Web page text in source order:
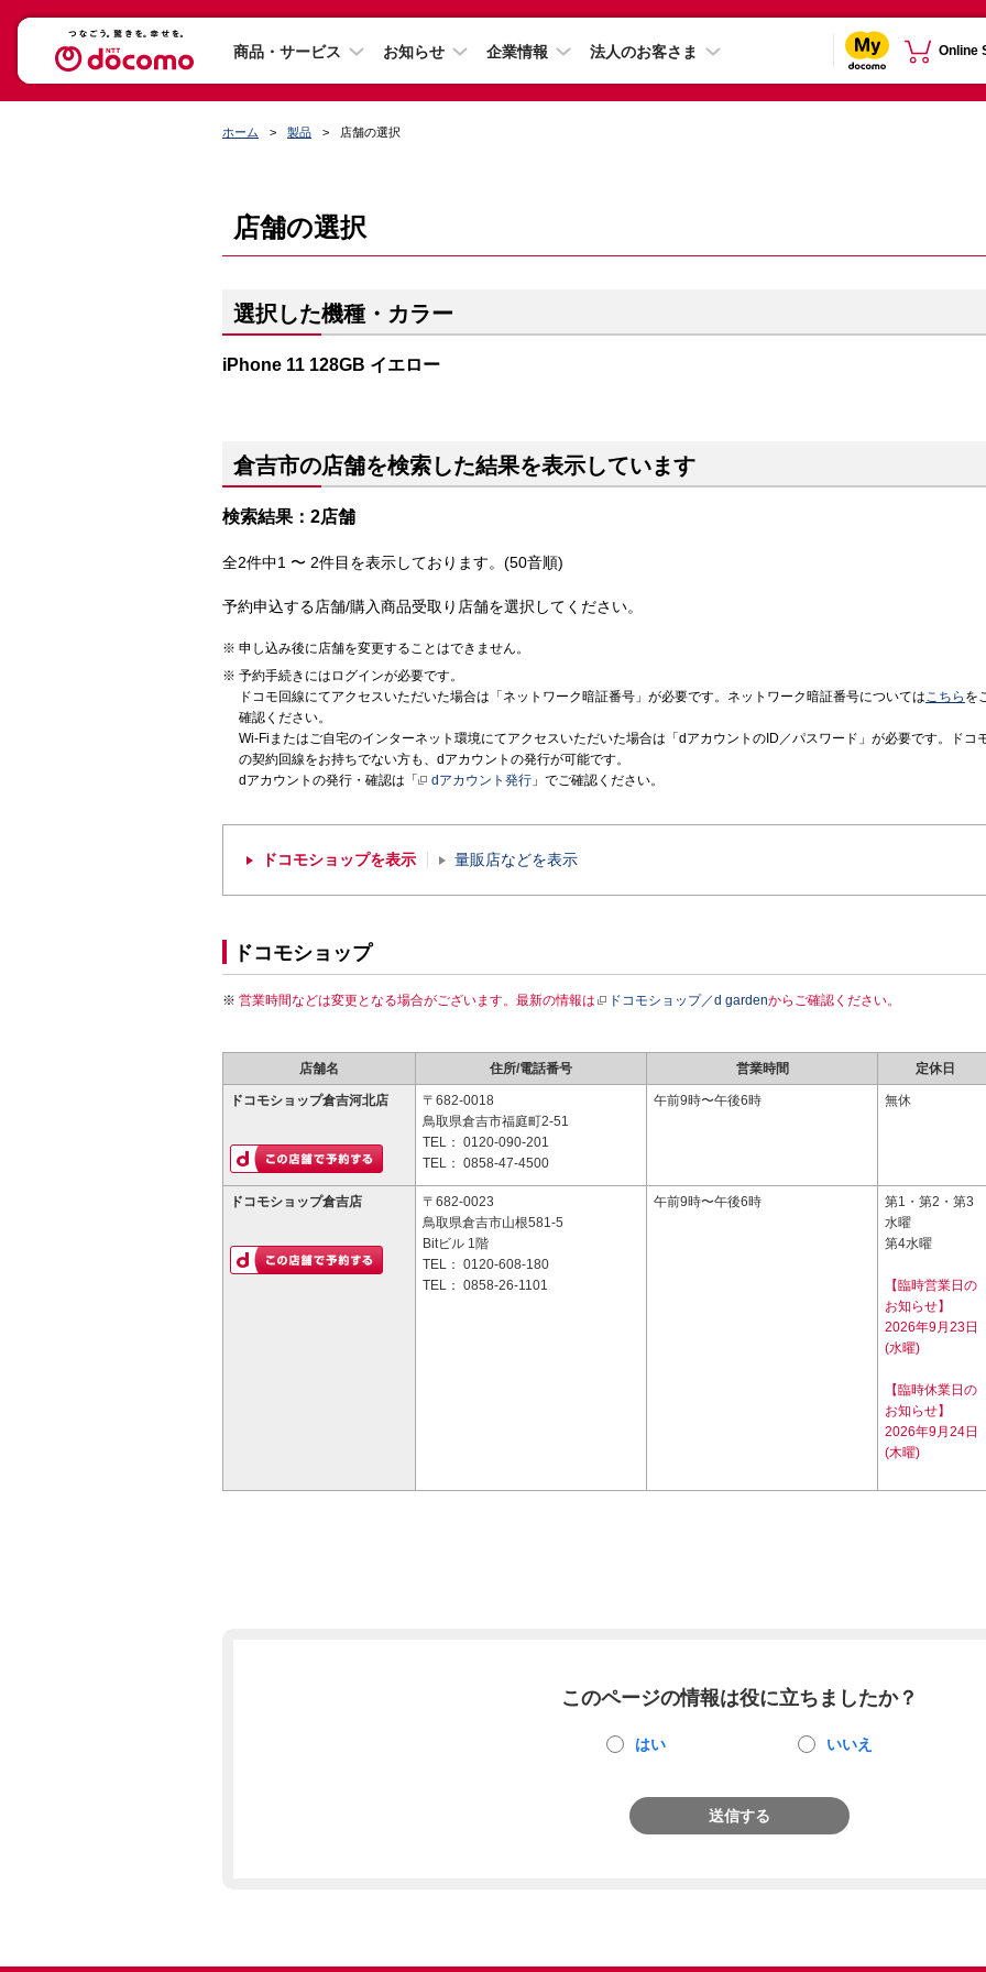
商品・サービス お知らせ 企業情報 法人のお客さま Online
ホーム 製品 店舗の選択
店舗の選択
選択した機種・カラー
iPhone 11 128GB イエロー
倉吉市の店舗を検索した結果を表示しています
検索結果：2店舗
全2件中1 〜 2件目を表示しております。(50音順)
予約申込する店舗/購入商品受取り店舗を選択してください。
申し込み後に店舗を変更することはできません。
予約手続きにはログインが必要です。
ドコモ回線にてアクセスいただいた場合は「ネットワーク暗証番号」が必要です。ネットワーク暗証番号についてはこちら を
確認ください。
Wi-Fiまたはご自宅のインターネット環境にてアクセスいただいた場合は「dアカウントのID／パスワード」が必要です。ドコ
の契約回線をお持ちでない方も、dアカウントの発行が可能です。
dアカウントの発行・確認は「
dアカウント発行 」でご確認ください。
ドコモショップを表示 量販店などを表示
ドコモショップ
営業時間などは変更となる場合がございます。最新の情報は ドコモショップ／d gardenからご確認ください。
店舗名 住所/電話番号 営業時間 定休日
ドコモショップ倉吉河北店
〒682-0018
鳥取県倉吉市福庭町2-51
TEL： 0120-090-201
TEL： 0858-47-4500
午前9時〜午後6時 無休
ドコモショップ倉吉店
〒682-0023
鳥取県倉吉市山根581-5
Bitビル 1階
TEL： 0120-608-180
TEL： 0858-26-1101
午前9時〜午後6時
第1・第2・第3
水曜
第4水曜
【臨時営業日の
お知らせ】
2026年9月23日
(水曜)
【臨時休業日の
お知らせ】
2026年9月24日
(木曜)
このページの情報は役に立ちましたか？
はい いいえ
送信する